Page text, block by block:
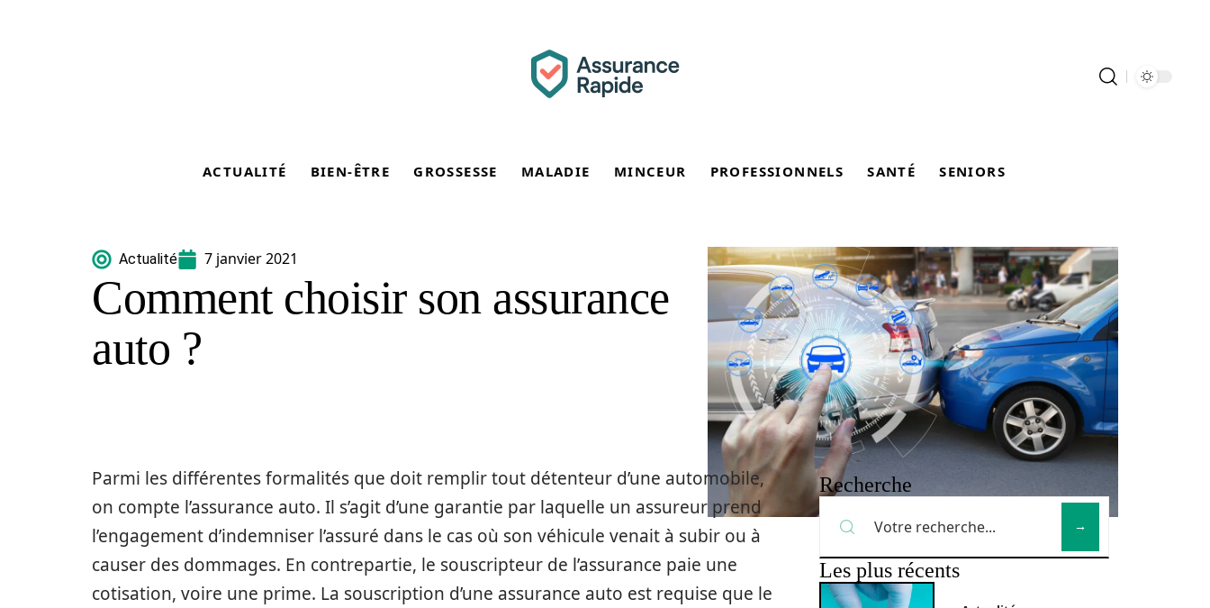
ACTUALITÉ BIEN-ÊTRE GROSSESSE MALADIE MINCEUR PROFESSIONNELS SANTÉ SENIORS
Actualité 7 janvier 2021
Comment choisir son assurance
auto ?
Parmi les différentes formalités que doit remplir tout détenteur d’une automobile,
on compte l’assurance auto. Il s’agit d’une garantie par laquelle un assureur prend
l’engagement d’indemniser l’assuré dans le cas où son véhicule venait à subir ou à
causer des dommages. En contrepartie, le souscripteur de l’assurance paie une
cotisation, voire une prime. La souscription d’une assurance auto est requise que le
Recherche
Les plus récents